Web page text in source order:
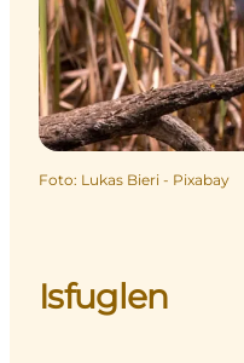
Foto: Lukas Bieri - Pixabay
Isfuglen